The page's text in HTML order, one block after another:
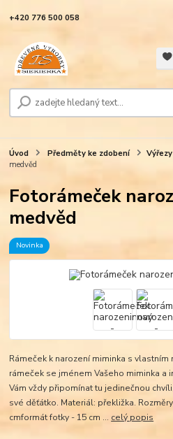
+420 776 500 058
Úvod Předměty ke zdobení Výřezy
medvěd
Fotorámeček
medvěd
Novinka
Rámeček k narození miminka s
rámeček se jménem Vašeho miminka a
Vám vždy připomínat tu jedinečnou
své děťátko. Materiál: překližka.
cmformát fotky - 15 cm ... celý popis